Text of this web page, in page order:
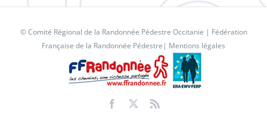
© Comité Régional de la Randonnée Pédestre Occitanie | Fédération
Française de la Randonnée Pédestre | Mentions légales
Facebook